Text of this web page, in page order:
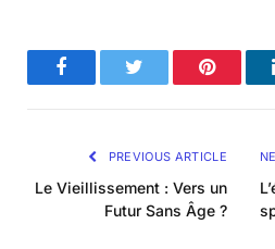
FacebookTwitter Pinterest
PREVIOUS ARTICLE
Le Vieillissement : Vers un
Futur Sans Âge ?